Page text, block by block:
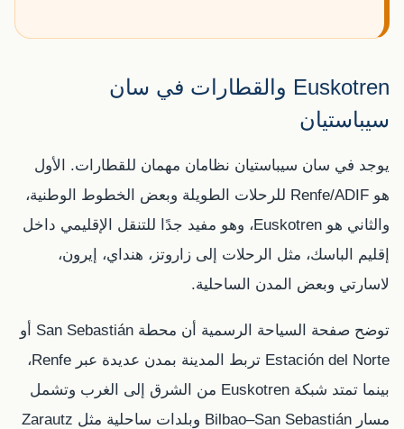
Euskotren والقطارات في سان
سيباستيان
يوجد في سان سيباستيان نظامان مهمان للقطارات. الأول
هو Renfe/ADIF للرحلات الطويلة وبعض الخطوط الوطنية،
والثاني هو Euskotren، وهو مفيد جدًا للتنقل الإقليمي داخل
إقليم الباسك، مثل الرحلات إلى زاروتز، هنداي، إيرون،
لاسارتي وبعض المدن الساحلية.
توضح صفحة السياحة الرسمية أن محطة San Sebastián أو
Estación del Norte تربط المدينة بمدن عديدة عبر Renfe،
بينما تمتد شبكة Euskotren من الشرق إلى الغرب وتشمل
مسار Bilbao–San Sebastián وبلدات ساحلية مثل Zarautz